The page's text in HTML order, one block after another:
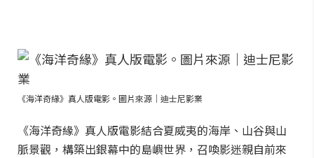
《海洋奇緣》真人版電影。圖片來源｜迪士尼影業
《海洋奇緣》真人版電影結合夏威夷的海岸、山谷與山
脈景觀，構築出銀幕中的島嶼世界，召喚影迷親自前來